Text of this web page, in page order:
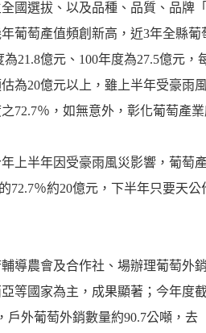
國選拔、以及品種、品質、品牌
葡萄產值頻創新高，近3年全縣葡
為21.8億元、100年度為27.5億元
為20億元以上，雖上半年受豪雨
72.7％，如無意外，彰化葡萄產
上半年因受豪雨風災影響，葡萄
72.7％約20億元，下半年只要天
導農會及合作社、場辦理葡萄外
等國家為主，成果顯著；今年度
戶外葡萄外銷數量約90.7公噸，去